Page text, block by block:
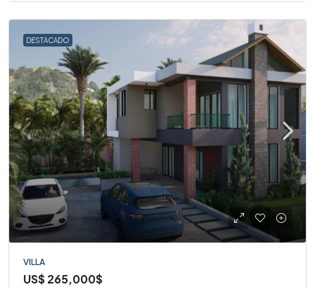
DESTACADO
VILLA
US$265,000$